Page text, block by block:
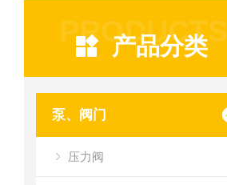
PRODUCTS
产品分类
泵、阀门
压力阀